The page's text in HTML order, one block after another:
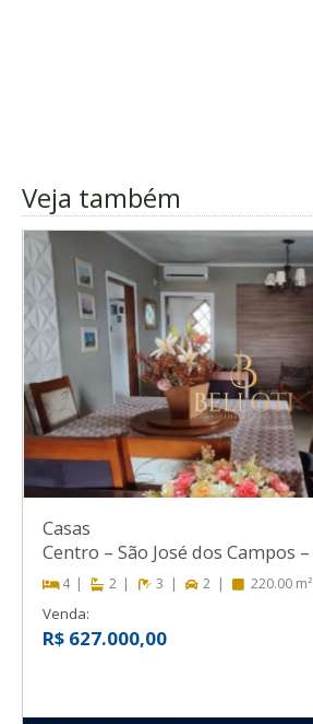
Veja também
Casas
Centro – São José dos Campos –
4 2 3 2 220.00 m²
Venda:
R$ 627.000,00